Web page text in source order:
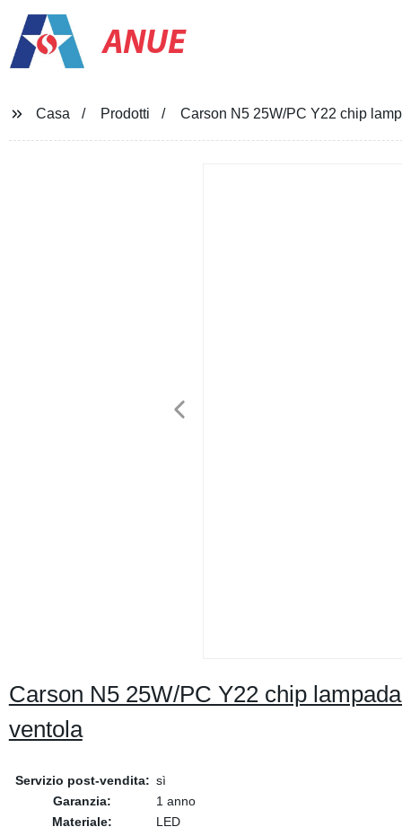
ANUE
Casa Prodotti Carson N5 25W/PC Y22 chip
Carson N5 25W/PC Y22 chip
ventola
Servizio post-vendita: sì
Garanzia:
1 anno
Materiale:
LED